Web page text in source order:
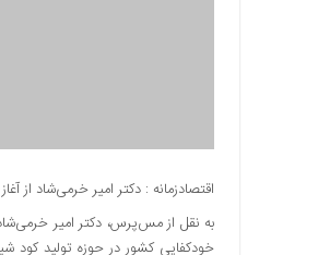
اقتصادزمانه : دکتر امیر خرمی‌شاد از
به نقل از مس‌پرس، دکتر امیر